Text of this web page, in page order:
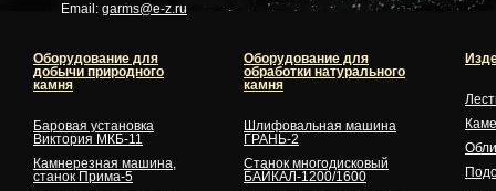
Email: garms@e-z.ru
Оборудование для
добычи природного
камня
Баровая установка
Виктория МКБ-11
Камнерезная машина,
станок Прима-5
Оборудование для
обработки натурального
камня
Шлифовальная машина
ГРАНЬ-2
Станок многодисковый
БАЙКАЛ-1200/1600